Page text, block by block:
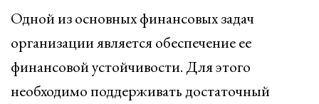
Одной из основных финансовых задач
организации является обеспечение ее
финансовой устойчивости. Для этого
необходимо поддерживать достаточный